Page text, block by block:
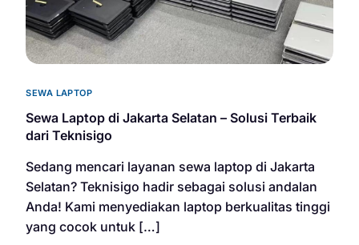
SEWA LAPTOP
Sewa Laptop di Jakarta Selatan – Solusi Terbaik
dari Teknisigo
Sedang mencari layanan sewa laptop di Jakarta
Selatan? Teknisigo hadir sebagai solusi andalan
Anda! Kami menyediakan laptop berkualitas tinggi
yang cocok untuk […]